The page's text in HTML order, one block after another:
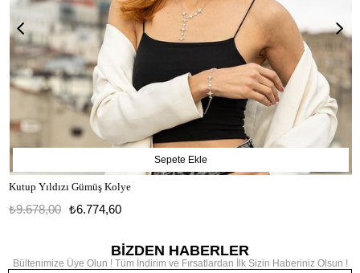
Kutup Yıldızı Gümüş Kolye
₺6.774,60
₺9.678,00
Sepete Ekle
BİZDEN HABERLER
Bültenimize Üye Olun ! Tüm İndirim ve Fırsatlardan İlk Sizin Haberiniz Olsun !